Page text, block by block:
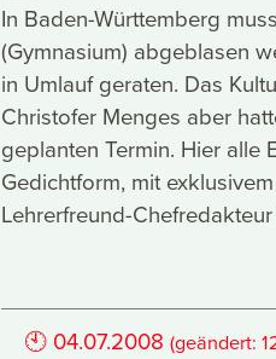
In Baden-Württemberg
(Gymnasium) abgeblasen
in Umlauf geraten. Das
Christofer Menges aber
geplanten Termin. Hier alle
Gedichtform, mit
Lehrerfreund-
🕙 04.07.2008 (geändert: